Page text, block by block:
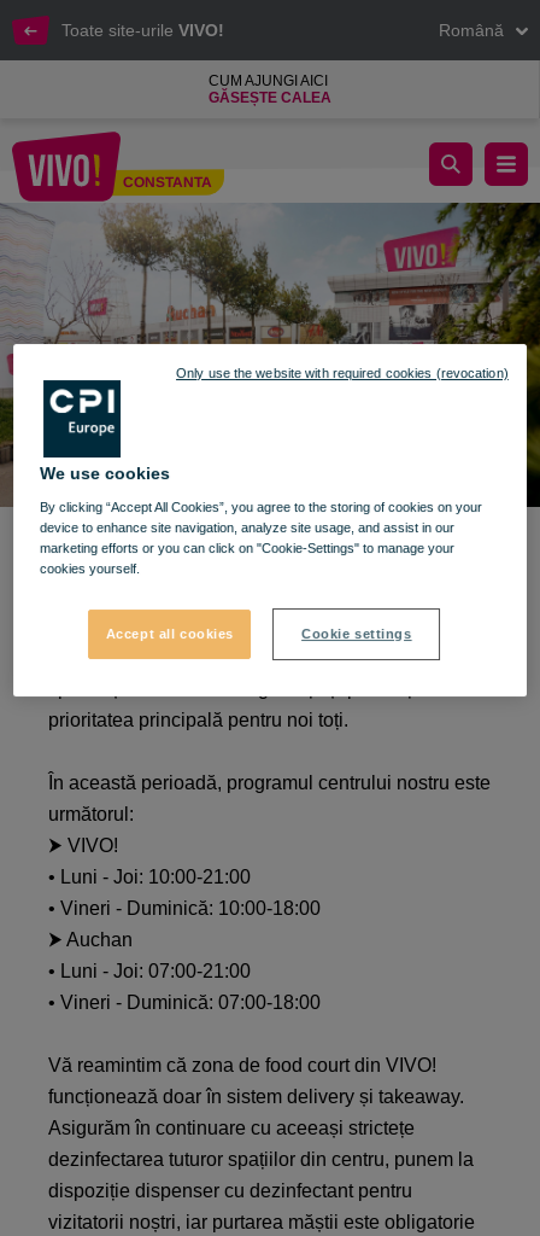
Toate site-urile VIVO! Română
CUM AJUNGI AICI
GĂSEȘTE CALEA
Constanta
CONSTANTA
Anunț - 28 martie 2021
Constanța,
E important să acordăm în continuare o atenție
prioritatea principală pentru noi toți.
În această perioadă, programul centrului nostru este
următorul:
⮞ VIVO!
• Luni - Joi: 10:00-21:00
• Vineri - Duminică: 10:00-18:00
⮞ Auchan
• Luni - Joi: 07:00-21:00
• Vineri - Duminică: 07:00-18:00
Vă reamintim că zona de food court din VIVO!
funcționează doar în sistem delivery și takeaway.
Asigurăm în continuare cu aceeași strictețe
dezinfectarea tuturor spațiilor din centru, punem la
dispoziție dispenser cu dezinfectant pentru
vizitatorii noștri, iar purtarea măștii este obligatorie
We use cookies
By clicking “Accept All Cookies”, you agree to the storing of cookies on your
device to enhance site navigation, analyze site usage, and assist in our
marketing efforts or you can click on "Cookie-Settings" to manage your
cookies yourself.
Accept all cookies Cookie settings
Only use the website with required cookies (revocation)